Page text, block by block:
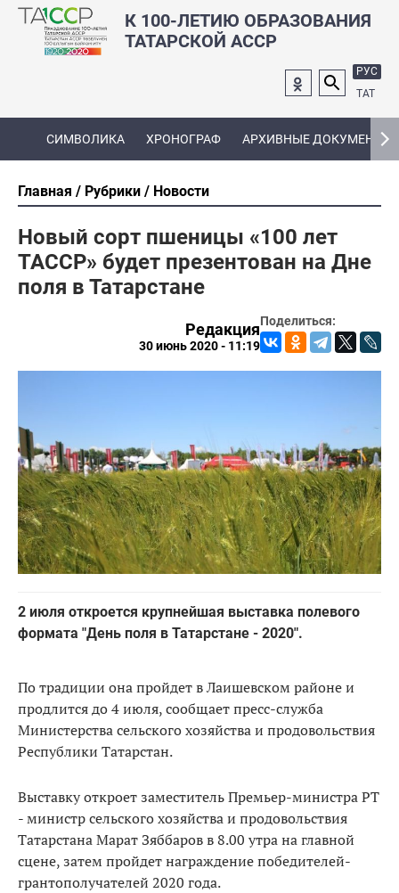
К 100-ЛЕТИЮ ОБРАЗОВАНИЯ
ТАТАРСКОЙ АССР
РУС
ТАТ
СИМВОЛИКА ХРОНОГРАФ АРХИВНЫЕ ДОКУМЕНТЫ
Главная Рубрики Новости
Новый сорт пшеницы «100 лет
ТАССР» будет презентован на Дне
поля в Татарстане
Поделиться:
Редакция
30 июнь 2020 - 11:19
2 июля откроется крупнейшая выставка полевого
формата "День поля в Татарстане - 2020".
По традиции она пройдет в Лаишевском районе и
продлится до 4 июля, сообщает пресс-служба
Министерства сельского хозяйства и продовольствия
Республики Татарстан.
Выставку откроет заместитель Премьер-министра РТ
- министр сельского хозяйства и продовольствия
Татарстана Марат Зяббаровв 8.00 утра на главной
сцене, затем пройдет награждение победителей-
грантополучателей 2020 года.